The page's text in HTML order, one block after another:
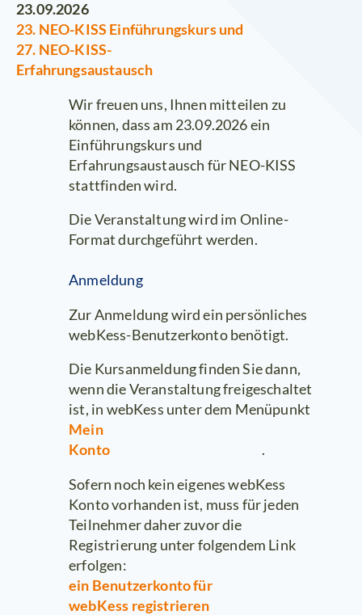
23.09.2026
23. NEO-KISS Einführungskurs und
27. NEO-KISS-
Erfahrungsaustausch
Wir freuen uns, Ihnen mitteilen zu
können, dass am 23.09.2026 ein
Einführungskurs und
Erfahrungsaustausch für NEO-KISS
stattfinden wird.
Die Veranstaltung wird im Online-
Format durchgeführt werden.
Anmeldung
Zur Anmeldung wird ein persönliches
webKess-Benutzerkonto benötigt.
Die Kursanmeldung finden Sie dann,
wenn die Veranstaltung freigeschaltet
ist, in webKess unter dem Menüpunkt
Mein
Konto
.
Sofern noch kein eigenes webKess
Konto vorhanden ist, muss für jeden
Teilnehmer daher zuvor die
Registrierung unter folgendem Link
erfolgen:
ein Benutzerkonto für
webKess registrieren